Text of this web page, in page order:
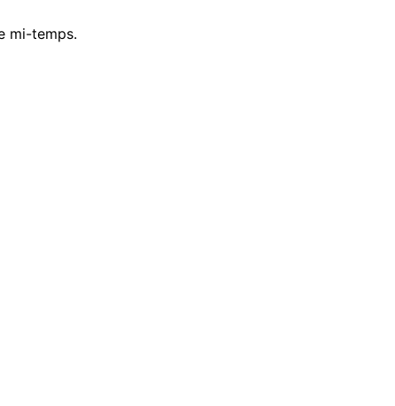
mi-temps.